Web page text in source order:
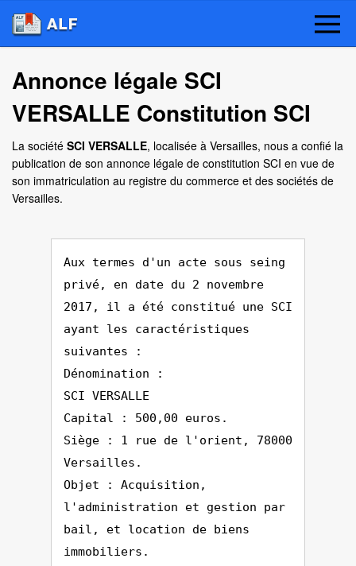
Annonce légale SCI
VERSALLE Constitution SCI
La société SCI VERSALLE, localisée à Versailles, nous a confié la
publication de son annonce légale de constitution SCI en vue de
son immatriculation au registre du commerce et des sociétés de
Versailles.
Aux termes d'un acte sous seing
privé, en date du 2 novembre
2017, il a été constitué une SCI
ayant les caractéristiques
suivantes :
Dénomination :
SCI VERSALLE
Capital : 500,00 euros.
Siège : 1 rue de l'orient, 78000
Versailles.
Objet : Acquisition,
l'administration et gestion par
bail, et location de biens
immobiliers.